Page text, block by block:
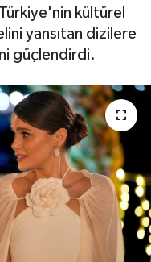
kültürel
yansıtan dizilere
güçlendirdi.